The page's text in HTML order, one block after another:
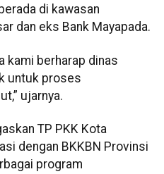
di kawasan
dan eks Bank Mayapada.
kami berharap dinas
untuk proses
ujarnya.
TP PKK Kota
dengan BKKBN Provinsi
program